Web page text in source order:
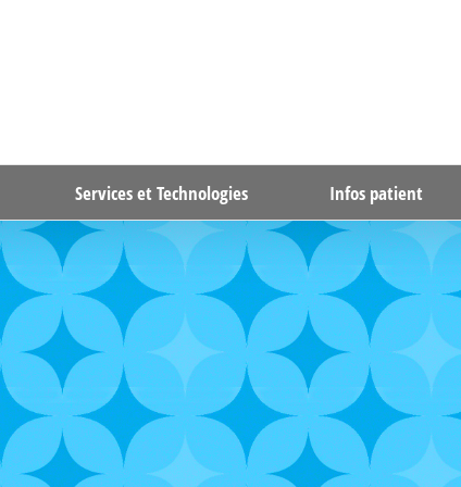
Services et Technologies Infos patient